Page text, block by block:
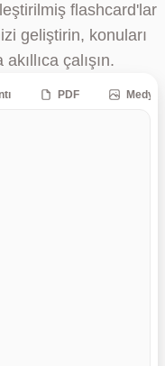
flashcard'lar
geliştirin, konuları
çalışın.
PDF Medya